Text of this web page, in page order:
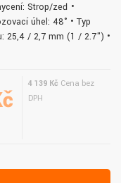
Strop/zeď •
úhel: 48° • Typ
25,4 / 2,7 mm (1 / 2.7") •
4 139 Kč Cena bez
DPH